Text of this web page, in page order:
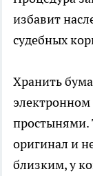
избавит
судебных
Хранить
электронном
простынями.
оригинал и
близким, у